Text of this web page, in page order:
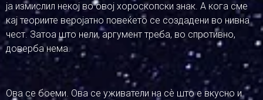
ја измислил некој во овој хороскопски знак. А кога сме
кај теориите веројатно повеќето се создадени во нивна
чест. Затоа што нели, аргумент треба, во спротивно,
доверба нема.
Ова се боеми. Ова се уживатели на сѐ што е вкусно и